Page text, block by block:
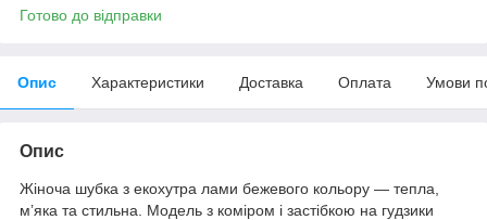
Готово до відправки
Опис Характеристики Доставка Оплата Умови
Опис
Жіноча шубка з екохутра лами бежевого кольору — тепла,
м’яка та стильна. Модель з коміром і застібкою на гудзики